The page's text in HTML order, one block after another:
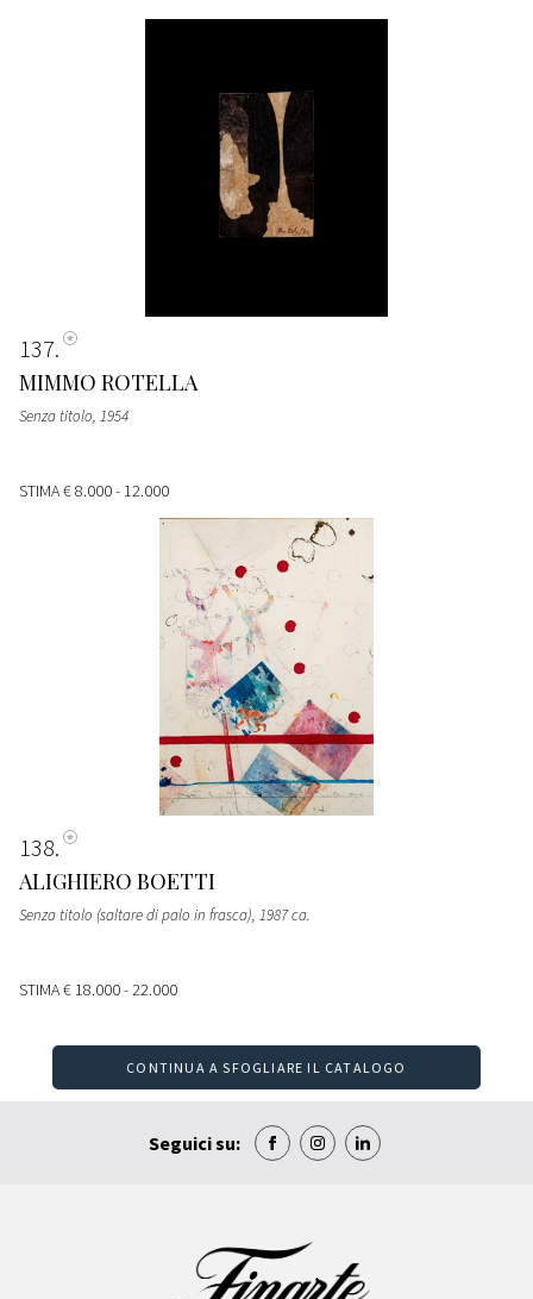
137
MIMMO ROTELLA
Senza titolo, 1954
STIMA€ 8.000 - 12.000
138
ALIGHIERO BOETTI
Senza titolo (saltare di palo in frasca), 1987 ca.
STIMA€ 18.000 - 22.000
CONTINUA A SFOGLIARE IL CATALOGO
Seguici su: